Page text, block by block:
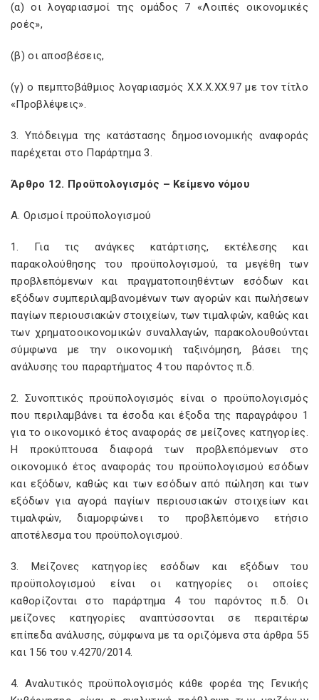
(α) οι λογαριασμοί της ομάδος 7 «Λοιπές οικονομικές
ροές»,
(β) οι αποσβέσεις,
(γ) ο πεμπτοβάθμιος λογαριασμός Χ.Χ.Χ.ΧΧ.97 με τον τίτλο
«Προβλέψεις».
3. Υπόδειγμα της κατάστασης δημοσιονομικής αναφοράς
παρέχεται στο Παράρτημα 3.
Άρθρο 12. Προϋπολογισμός – Κείμενο νόμου
Α. Ορισμοί προϋπολογισμού
1. Για τις ανάγκες κατάρτισης, εκτέλεσης και
παρακολούθησης του προϋπολογισμού, τα μεγέθη των
προβλεπόμενων και πραγματοποιηθέντων εσόδων και
εξόδων συμπεριλαμβανομένων των αγορών και πωλήσεων
παγίων περιουσιακών στοιχείων, των τιμαλφών, καθώς και
των χρηματοοικονομικών συναλλαγών, παρακολουθούνται
σύμφωνα με την οικονομική ταξινόμηση, βάσει της
ανάλυσης του παραρτήματος 4 του παρόντος π.δ.
2. Συνοπτικός προϋπολογισμός είναι ο προϋπολογισμός
που περιλαμβάνει τα έσοδα και έξοδα της παραγράφου 1
για το οικονομικό έτος αναφοράς σε μείζονες κατηγορίες.
Η προκύπτουσα διαφορά των προβλεπόμενων στο
οικονομικό έτος αναφοράς του προϋπολογισμού εσόδων
και εξόδων, καθώς και των εσόδων από πώληση και των
εξόδων για αγορά παγίων περιουσιακών στοιχείων και
τιμαλφών, διαμορφώνει το προβλεπόμενο ετήσιο
αποτέλεσμα του προϋπολογισμού.
3. Μείζονες κατηγορίες εσόδων και εξόδων του
προϋπολογισμού είναι οι κατηγορίες οι οποίες
καθορίζονται στο παράρτημα 4 του παρόντος π.δ. Οι
μείζονες κατηγορίες αναπτύσσονται σε περαιτέρω
επίπεδα ανάλυσης, σύμφωνα με τα οριζόμενα στα άρθρα 55
και 156 του ν.4270/2014.
4. Αναλυτικός προϋπολογισμός κάθε φορέα της Γενικής